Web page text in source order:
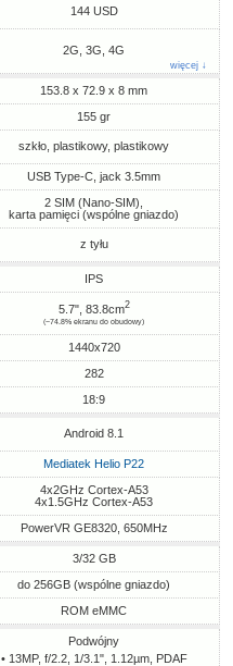
144 USD
2G, 3G, 4G
więcej ↓
153.8 x 72.9 x 8 mm
155 gr
szkło, plastikowy, plastikowy
USB Type-C, jack 3.5mm
2 SIM (Nano-SIM),
karta pamięci (wspólne gniazdo)
z tyłu
IPS
5.7", 83.8cm2
(~74.8% ekranu do obudowy)
1440x720
282
18:9
Android 8.1
Mediatek Helio P22
4x2GHz Cortex-A53
4x1.5GHz Cortex-A53
PowerVR GE8320, 650MHz
3/32 GB
do 256GB (wspólne gniazdo)
ROM eMMC
Podwójny
• 13MP, f/2.2, 1/3.1", 1.12µm, PDAF